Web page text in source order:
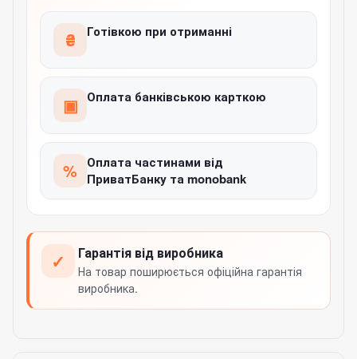
₴ Готівкою при отриманні
▣ Оплата банківською карткою
% Оплата частинами від
ПриватБанку та monobank
✓ Гарантія від виробника
На товар поширюється офіційна гарантія
виробника.